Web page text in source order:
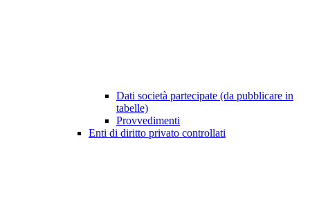
Dati società partecipate (da pubblicare in
tabelle)
Provvedimenti
Enti di diritto privato controllati